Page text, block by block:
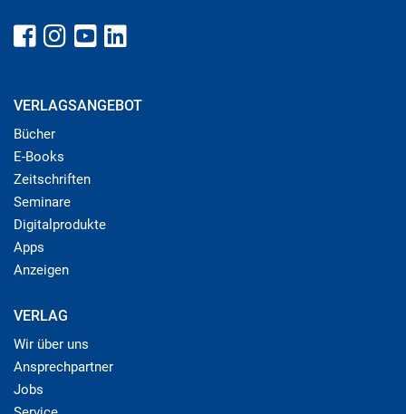
VERLAGSANGEBOT
Bücher
E-Books
Zeitschriften
Seminare
Digitalprodukte
Apps
Anzeigen
VERLAG
Wir über uns
Ansprechpartner
Jobs